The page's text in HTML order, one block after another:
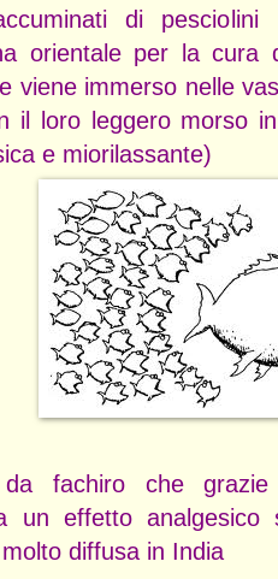
di pesciolini
orientale per la cura
viene immerso nelle
il loro leggero morso
e miorilassante)
da fachiro che
un effetto analgesico
diffusa in India